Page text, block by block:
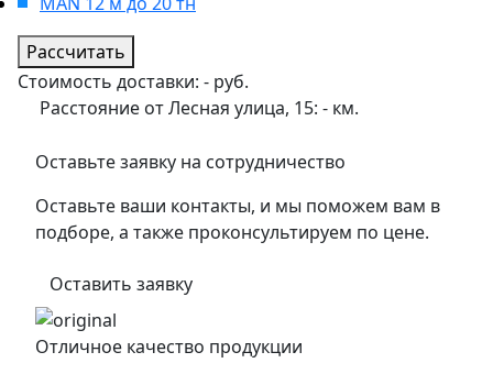
Рассчитать
Стоимость доставки: - руб.
Расстояние от Лесная улица, 15: - км.
Оставьте заявку на сотрудничество
Оставьте ваши контакты, и мы поможем вам в
подборе, а также проконсультируем по цене.
Оставить заявку
Отличное качество продукции